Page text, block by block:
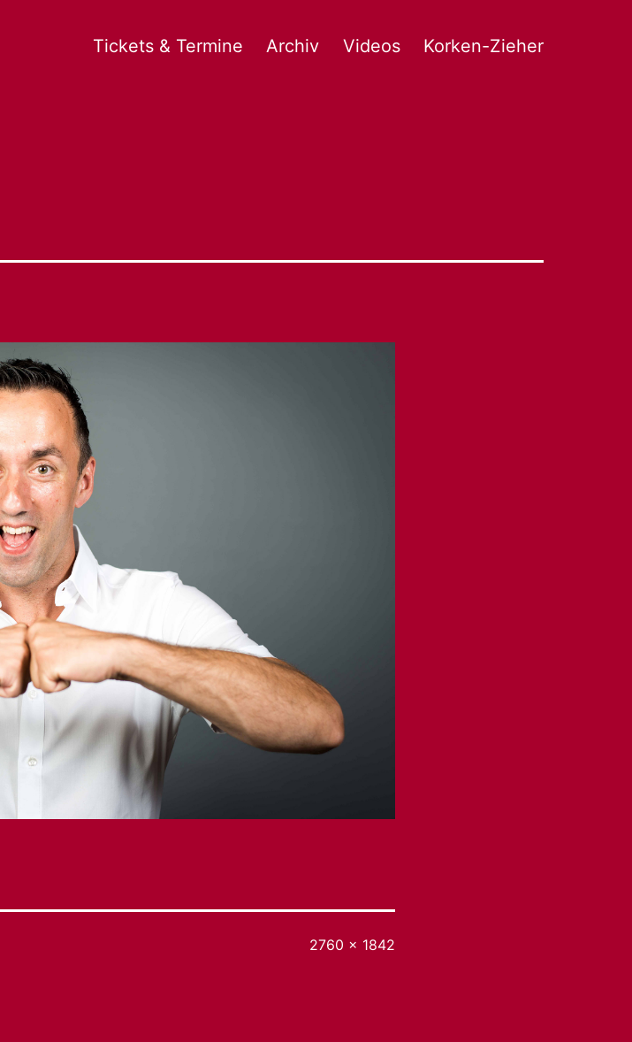
Tickets & Termine Archiv Videos Korken-Zieher
Originalgröße
2760 × 1842